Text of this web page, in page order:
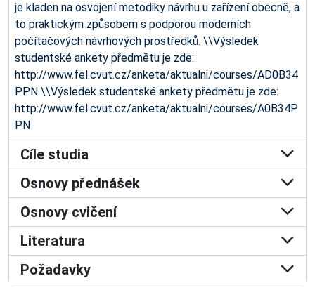
je kladen na osvojení metodiky návrhu u zařízení obecně, a
to praktickým způsobem s podporou moderních
počítačových návrhových prostředků. \\Výsledek
studentské ankety předmětu je zde:
http://www.fel.cvut.cz/anketa/aktualni/courses/AD0B34
PPN \\Výsledek studentské ankety předmětu je zde:
http://www.fel.cvut.cz/anketa/aktualni/courses/A0B34P
PN
Cíle studia
Osnovy přednášek
Osnovy cvičení
Literatura
Požadavky